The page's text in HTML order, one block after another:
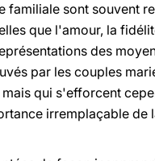
familiale sont souvent
que l'amour, la
des
par les couples
qui s'efforcent
irremplaçable de